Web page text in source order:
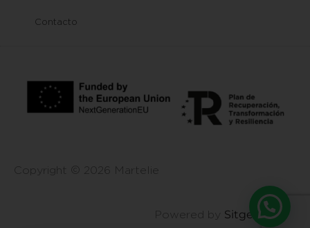
Contacto
Copyright © 2026 Martelie
Powered by Sitgehosting